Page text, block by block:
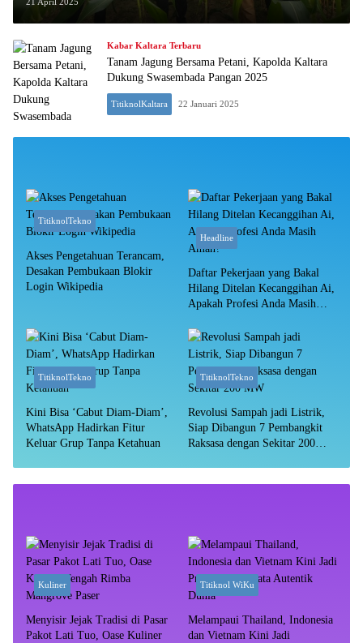
Kabar Kaltara Terbaru
Tanam Jagung Bersama Petani, Kapolda Kaltara
Dukung Swasembada Pangan 2025
TitiknolKaltara 22 Januari 2025
TitiknolTekno
Akses Pengetahuan Terancam,
Desakan Pembukaan Blokir
Login Wikipedia
Headline
Daftar Pekerjaan yang Bakal
Hilang Ditelan Kecanggihan Ai,
Apakah Profesi Anda Masih
TitiknolTekno
Kini Bisa ‘Cabut Diam-Diam’,
WhatsApp Hadirkan Fitur
Keluar Grup Tanpa Ketahuan
TitiknolTekno
Revolusi Sampah jadi Listrik,
Siap Dibangun 7 Pembangkit
Raksasa dengan Sekitar 200
Kuliner
Menyisir Jejak Tradisi di Pasar
Pakot Lati Tuo, Oase Kuliner
Titiknol WiKu
Melampaui Thailand, Indonesia
dan Vietnam Kini Jadi